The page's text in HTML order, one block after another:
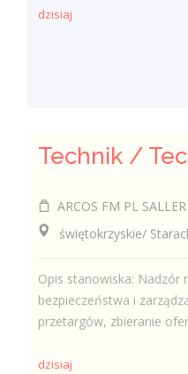
dzisiaj
ARCOS FM PL
świętokrzyskie/
Opis stanowiska: Nadzór
bezpieczeństwa i
przetargów, zbieranie
dzisiaj